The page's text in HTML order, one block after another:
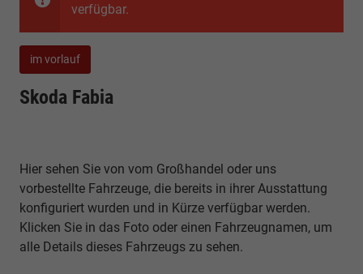
verfügbar.
im vorlauf
Skoda Fabia
Hier sehen Sie von vom Großhandel oder uns
vorbestellte Fahrzeuge, die bereits in ihrer Ausstattung
konfiguriert wurden und in Kürze verfügbar werden.
Klicken Sie in das Foto oder einen Fahrzeugnamen, um
alle Details dieses Fahrzeugs zu sehen.